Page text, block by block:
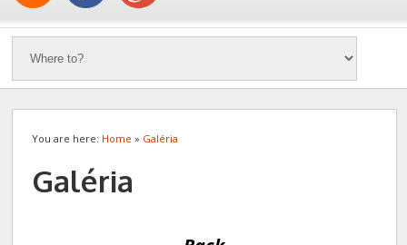
You are here: Home » Galéria
Galéria